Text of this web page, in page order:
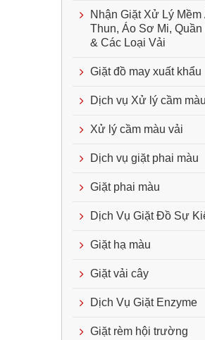
Nhận Giặt Xử Lý Mềm
Thun, Áo Sơ Mi, Quần
& Các Loại Vải
Giặt đồ may xuất khẩu
Dịch vụ Xử lý cầm
Xử lý cầm màu vải
Dịch vụ giặt phai màu
Giặt phai màu
Dịch Vụ Giặt Đồ Sự
Giặt hạ màu
Giặt vải cây
Dịch Vụ Giặt Enzyme
Giặt rèm hội trường